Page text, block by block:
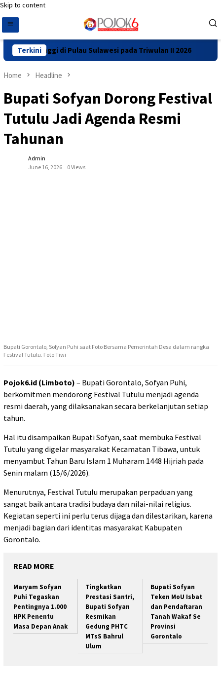
Skip to content
Terkini
Tertinggi di Pulau Sulawesi pada Triwulan II 2026
Home Headline
Bupati Sofyan Dorong Festival
Tutulu Jadi Agenda Resmi
Tahunan
Admin
June 16, 2026
0 Views
Bupati Gorontalo, Sofyan Puhi saat Foto Bersama Pemerintah Desa dalam rangka
Festival Tutulu. Foto Tiwi
Pojok6.id (Limboto) – Bupati Gorontalo, Sofyan Puhi,
berkomitmen mendorong Festival Tutulu menjadi agenda
resmi daerah, yang dilaksanakan secara berkelanjutan setiap
tahun.
Hal itu disampaikan Bupati Sofyan, saat membuka Festival
Tutulu yang digelar masyarakat Kecamatan Tibawa, untuk
menyambut Tahun Baru Islam 1 Muharam 1448 Hijriah pada
Senin malam (15/6/2026).
Menurutnya, Festival Tutulu merupakan perpaduan yang
sangat baik antara tradisi budaya dan nilai-nilai religius.
Kegiatan seperti ini perlu terus dijaga dan dilestarikan, karena
menjadi bagian dari identitas masyarakat Kabupaten
Gorontalo.
READ MORE
Maryam Sofyan
Puhi Tegaskan
Pentingnya 1.000
HPK Penentu
Masa Depan Anak
Tingkatkan
Prestasi Santri,
Bupati Sofyan
Resmikan
Gedung PHTC
MTsS Bahrul
Ulum
Bupati Sofyan
Teken MoU Isbat
dan Pendaftaran
Tanah Wakaf Se
Provinsi
Gorontalo